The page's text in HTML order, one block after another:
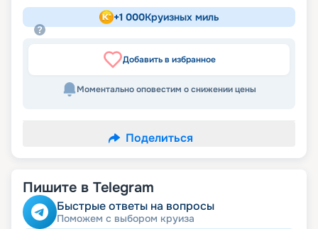
+1 000Круизных миль
Добавить в избранное
Моментально оповестим о снижении цены
Поделиться
Пишите в Telegram
Быстрые ответы на вопросы
Поможем с выбором круиза